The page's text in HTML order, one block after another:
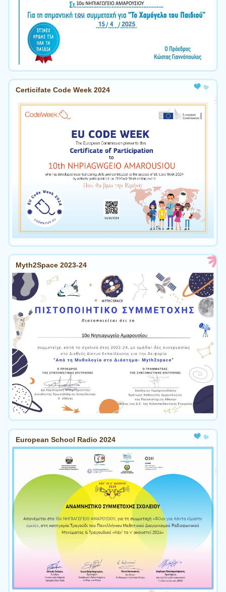
Certicifate Code Week 2024
Myth2Space 2023-24
European School Radio 2024